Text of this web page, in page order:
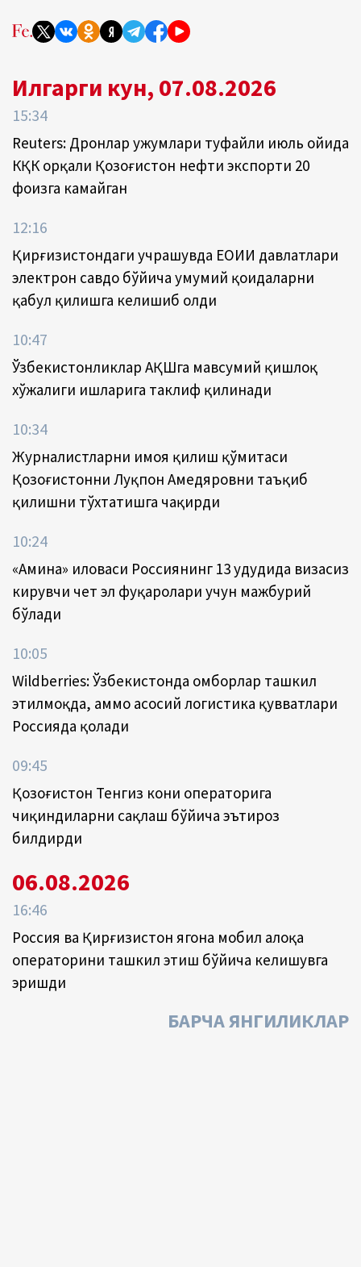
Илгарги кун, 07.08.2026
15:34
Reuters: Дронлар ҳужумлари туфайли июль ойида
КҚК орқали Қозоғистон нефти экспорти 20
фоизга камайган
12:16
Қирғизистондаги учрашувда ЕОИИ давлатлари
электрон савдо бўйича умумий қоидаларни
қабул қилишга келишиб олди
10:47
Ўзбекистонликлар АҚШга мавсумий қишлоқ
хўжалиги ишларига таклиф қилинади
10:34
Журналистларни ҳимоя қилиш қўмитаси
Қозоғистонни Луқпон Аҳмедяровни таъқиб
қилишни тўхтатишга чақирди
10:24
«Амина» иловаси Россиянинг 13 ҳудудида визасиз
кирувчи чет эл фуқаролари учун мажбурий
бўлади
10:05
Wildberries: Ўзбекистонда омборлар ташкил
этилмоқда, аммо асосий логистика қувватлари
Россияда қолади
09:45
Қозоғистон Тенгиз кони операторига
чиқиндиларни сақлаш бўйича эътироз
билдирди
06.08.2026
16:46
Россия ва Қирғизистон ягона мобил алоқа
операторини ташкил этиш бўйича келишувга
эришди
БАРЧА ЯНГИЛИКЛАР